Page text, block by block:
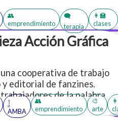
anticapacitistas,
y disidentes. Con
kinkys y con
fetichista y prosex.
👥
emprendimiento
🗨️
terapia
👩‍🏫
clases
Acción Gráfica
una cooperativa de trabajo
y editorial de fanzines.
trabajadores de la palabra
los textos que
ver circular.
𓉶
AMBA
👥
emprendimiento
🎨
arte